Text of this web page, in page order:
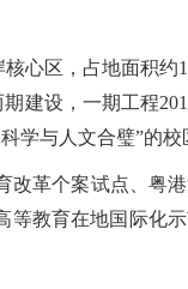
区，占地面积约
建设，一期工程
学与人文合璧”的校
革个案试点、粤
等教育在地国际化